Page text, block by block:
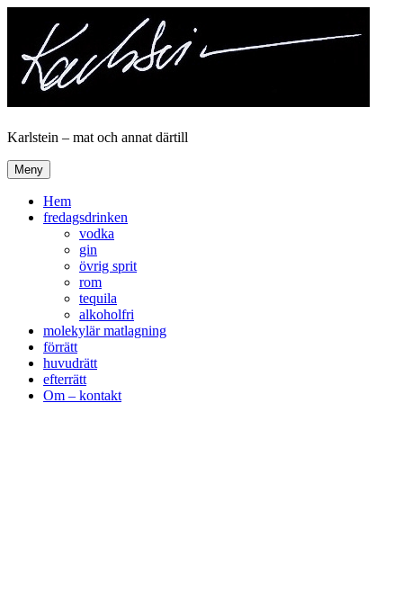
innehåll
Karlstein – mat och annat därtill
Meny
Hem
fredagsdrinken
vodka
gin
övrig sprit
rom
tequila
alkoholfri
molekylär matlagning
förrätt
huvudrätt
efterrätt
Om – kontakt